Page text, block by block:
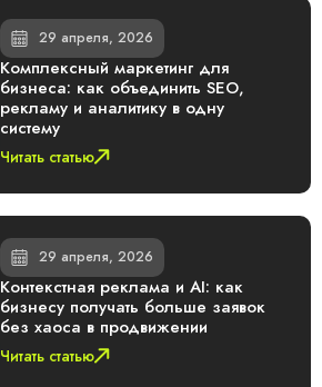
29 апреля, 2026
Комплексный маркетинг для
бизнеса: как объединить SEO,
рекламу и аналитику в одну
систему
Читать статью
29 апреля, 2026
Контекстная реклама и AI: как
бизнесу получать больше заявок
без хаоса в продвижении
Читать статью